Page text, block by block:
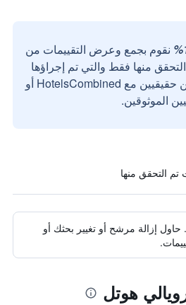
نقوم بجمع وعرض التقييمات من
منها فقط والتي تم إجراؤها
بواسطة مستخدمين حقيقيين مع HotelsCombined أو
الموثوقين.
حاول إزالة مرشح أو تغيير بحثك أو
هوتل